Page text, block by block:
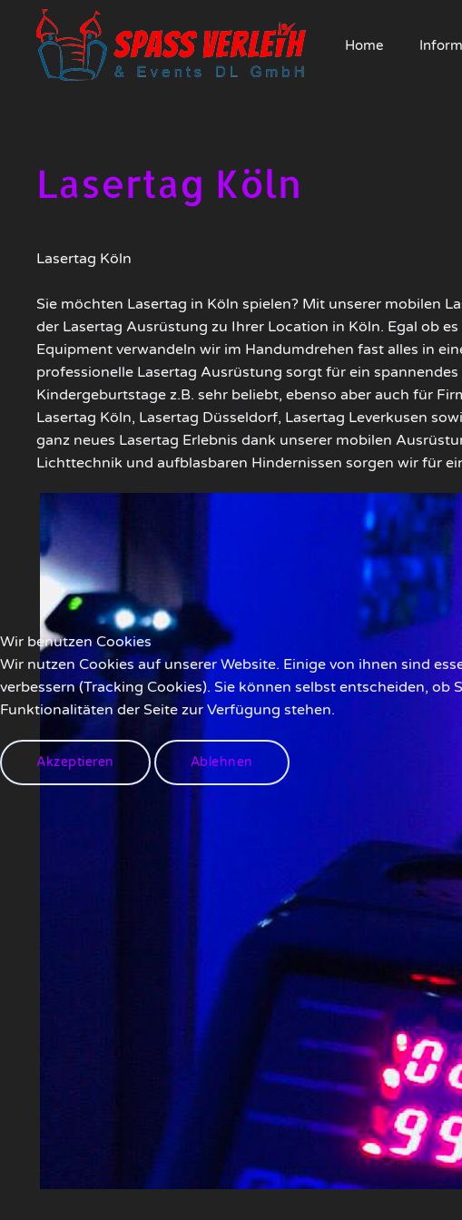
Home
Lasertag Köln
Lasertag Köln
Sie möchten Lasertag in Köln spielen? Mit unserer mobilen
der Lasertag Ausrüstung zu Ihrer Location in Köln. Egal ob
Equipment verwandeln wir im Handumdrehen fast alles in
professionelle Lasertag Ausrüstung sorgt für ein
Kindergeburtstage z.B. sehr beliebt, ebenso aber auch für
Lasertag Köln, Lasertag Düsseldorf, Lasertag Leverkusen
ganz neues Lasertag Erlebnis dank unserer mobilen
Lichttechnik und aufblasbaren Hindernissen sorgen wir für
Wir benutzen Cookies
Wir nutzen Cookies auf unserer Website. Einige von ihnen sind
verbessern (Tracking Cookies). Sie können selbst entscheiden,
Funktionalitäten der Seite zur Verfügung stehen.
Akzeptieren Ablehnen